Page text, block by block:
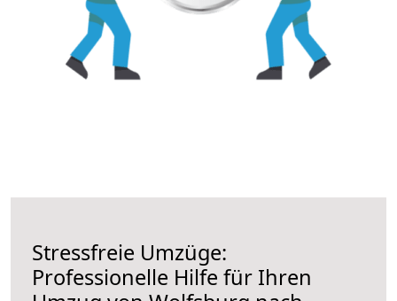
Stressfreie Umzüge:
Professionelle Hilfe für Ihren